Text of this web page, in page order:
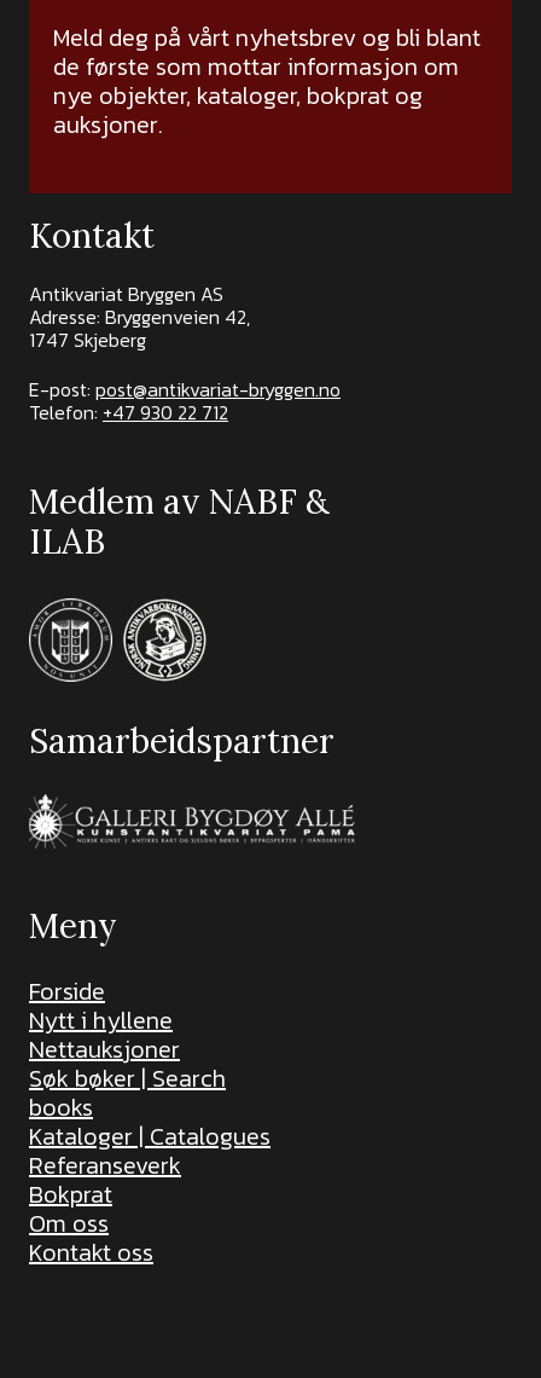
Meld deg på vårt nyhetsbrev og bli blant
de første som mottar informasjon om
nye objekter, kataloger, bokprat og
auksjoner.
Kontakt
Antikvariat Bryggen AS
Adresse: Bryggenveien 42,
1747 Skjeberg
E-post: post@antikvariat-bryggen.no
Telefon: +47 930 22 712
Medlem av NABF &
ILAB
Samarbeidspartner
Meny
Forside
Nytt i hyllene
Nettauksjoner
Søk bøker | Search
books
Kataloger | Catalogues
Referanseverk
Bokprat
Om oss
Kontakt oss